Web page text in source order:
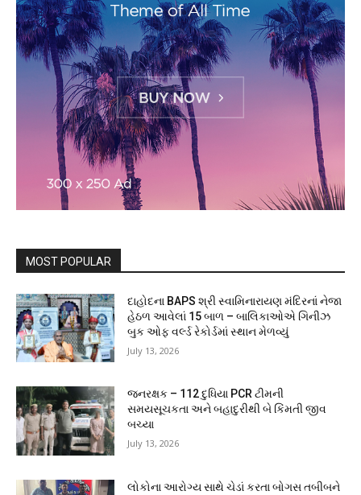
MOST POPULAR
દાહોદના BAPS શ્રી સ્વામિનારાયણ મંદિરનાં નેજા
હેઠળ આવેલાં 15 બાળ – બાલિકાઓએ ગિનીઝ
બુક ઓફ વર્લ્ડ રેકોર્ડમાં સ્થાન મેળવ્યું
July 13, 2026
જનરક્ષક – 112 દુધિયા PCR ટીમની
સમયસૂચકતા અને બહાદુરીથી બે કિંમતી જીવ
બચ્યા
July 13, 2026
લોકોના આરોગ્ય સાથે ચેડાં કરતા બોગસ તબીબને